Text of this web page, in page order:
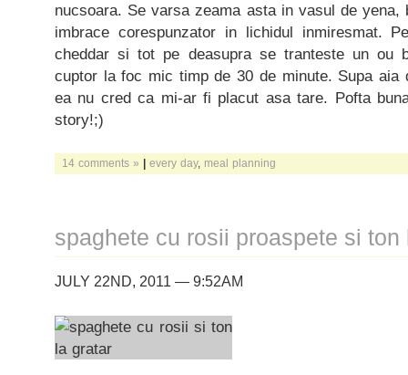
nucsoara. Se varsa zeama asta in vasul de yena,
imbrace corespunzator in lichidul inmiresmat.
cheddar si tot pe deasupra se tranteste un ou
cuptor la foc mic timp de 30 de minute. Supa aia
ea nu cred ca mi-ar fi placut asa tare. Pofta
story!;)
14 comments » | every day, meal planning
spaghete cu rosii proaspete si ton
JULY 22ND, 2011 — 9:52AM